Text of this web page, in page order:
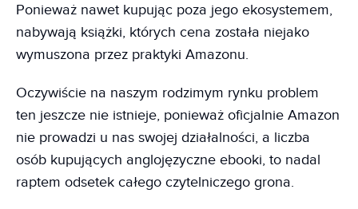
Ponieważ nawet kupując poza jego ekosystemem,
nabywają książki, których cena została niejako
wymuszona przez praktyki Amazonu.
Oczywiście na naszym rodzimym rynku problem
ten jeszcze nie istnieje, ponieważ oficjalnie Amazon
nie prowadzi u nas swojej działalności, a liczba
osób kupujących anglojęzyczne ebooki, to nadal
raptem odsetek całego czytelniczego grona.